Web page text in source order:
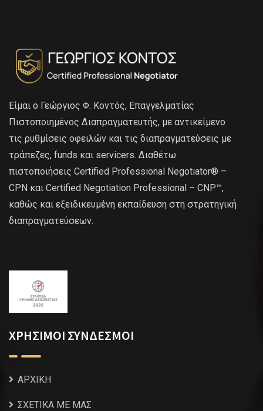
Είμαι ο Γεώργιος Φ. Κοντός, Επαγγελματίας
Πιστοποιημένος Διαπραγματευτής, με αντικείμενο
τις ρυθμίσεις οφειλών και τις διαπραγματεύσεις με
τράπεζες, funds και servicers. Διαθέτω
πιστοποιήσεις Certified Professional Negotiator® –
CPN και Certified Negotiation Professional – CNP™,
καθώς και εξειδικευμένη εκπαίδευση στη στρατηγική
διαπραγματεύσεων.
ΧΡΗΣΙΜΟΙ ΣΥΝΔΕΣΜΟΙ
ΑΡΧΙΚΗ
ΣΧΕΤΙΚΑ ΜΕ ΜΑΣ